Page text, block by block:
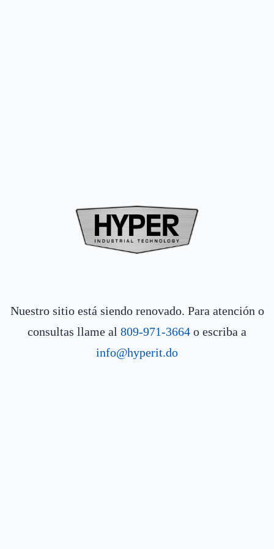
Nuestro sitio está siendo renovado. Para atención o
consultas llame al 809-971-3664 o escriba a
info@hyperit.do